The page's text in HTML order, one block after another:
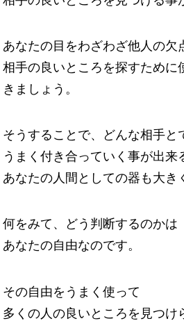
あなたの目をわざわざ他人の欠
相手の良いところを探すために
きましょう。
そうすることで、どんな相手と
うまく付き合っていく事が出来
あなたの人間としての器も大き
何をみて、どう判断するのかは
あなたの自由なのです。
その自由をうまく使って
多くの人の良いところを見つけ